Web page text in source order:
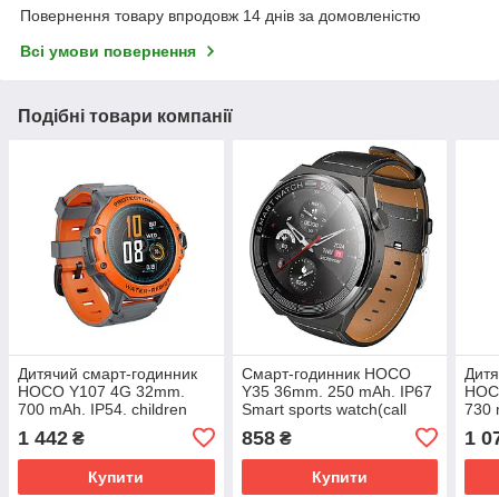
Повернення товару впродовж 14 днів за домовленістю
Всі умови повернення
Подібні товари компанії
Дитячий смарт-годинник
HOCO Y107 4G 32mm.
700 mAh. IP54. children
1 442 ₴
Купити
Смарт-годинник HOCO
Y35 36mm. 250 mAh. IP67
Smart sports watch(call
858₴
Купити
730
1